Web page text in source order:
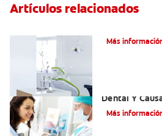
Artículos relacionados
Más
Dental Y
Más